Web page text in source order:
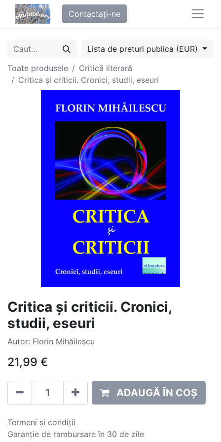
Contactați-ne
Lista de preturi publica (EUR)
Toate produsele
Critică literară
Critica și criticii. Cronici, studii, eseuri
Critica și criticii. Cronici,
studii, eseuri
Autor: Florin Mihăilescu
21,99 €
ADAUGĂ ÎN COȘ
Termeni și condiții
Garanție de rambursare în 30 de zile